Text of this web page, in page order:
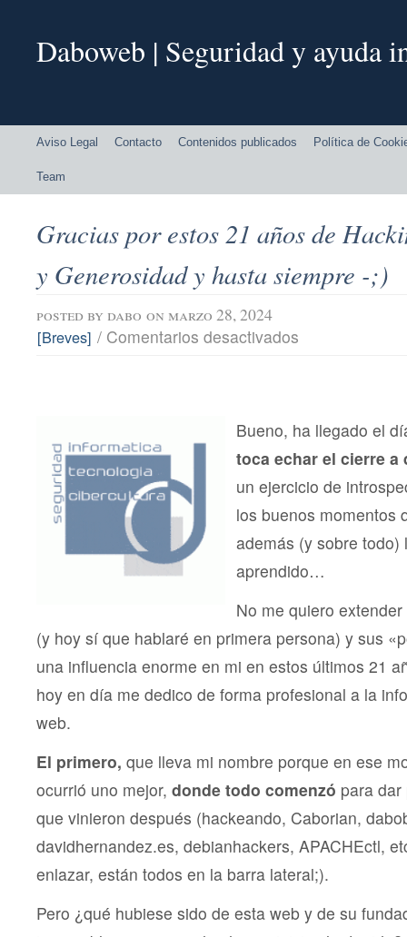
Daboweb | Seguridad y ayuda
Aviso Legal Contacto Contenidos publicados Política de
Team
Gracias por estos 21 años de
y Generosidad y hasta siempre -;)
posted by dabo on marzo 28, 2024
[Breves] / Comentarios desactivados
de
Hacking,
Comunidad
Generosidad
hasta
-;)
Bueno, ha llegado el
toca echar el cierre a
un ejercicio de
los buenos momentos
además (y sobre todo)
aprendido…
No me quiero
(y hoy sí que hablaré en primera persona) y sus
una influencia enorme en mi en estos últimos 21
hoy en día me dedico de forma profesional a la
web.
El primero, que lleva mi nombre porque en ese
ocurrió uno mejor, donde todo comenzó para
que vinieron después (hackeando, Caborian,
davidhernandez.es, debianhackers, APACHEctl,
enlazar, están todos en la barra lateral;).
Pero ¿qué hubiese sido de esta web y de su